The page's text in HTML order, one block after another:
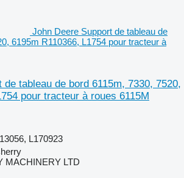
John Deere Support de tableau de
6195m R110366, L1754 pour tracteur à
tableau de bord 6115m, 7330, 7520,
pour tracteur à roues 6115M
L170923
MACHINERY LTD